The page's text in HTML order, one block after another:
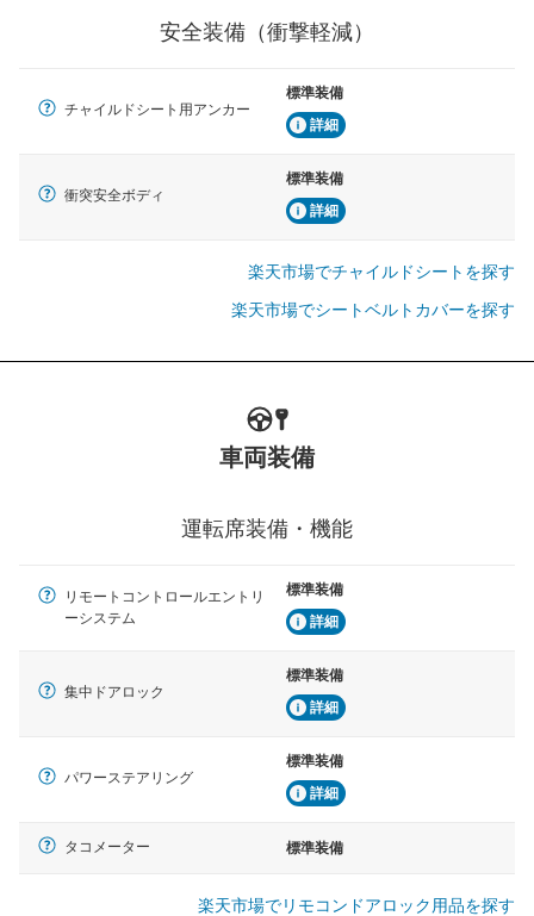
るSRSエアバッグシステム、プリテンショナーシートベ
ルトなどが装備されています。
安全装備（衝撃軽減）
チャイルドシート用アンカー
標準装備
詳細
衝突安全ボディ
標準装備
詳細
楽天市場でチャイルドシートを探す
楽天市場でシートベルトカバーを探す
車両装備
運転席装備・機能
リモートコントロールエントリ
ーシステム
標準装備
詳細
集中ドアロック
標準装備
詳細
パワーステアリング
標準装備
詳細
タコメーター 標準装備
楽天市場でリモコンドアロック用品を探す